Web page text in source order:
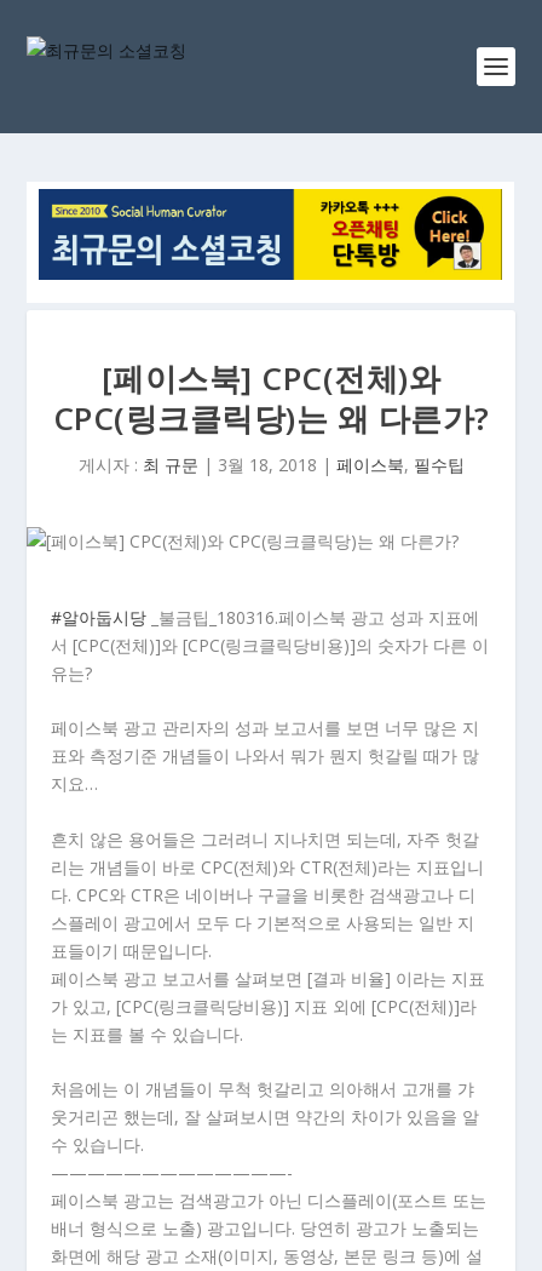
[페이스북] CPC(전체)와
CPC(링크클릭당)는 왜 다른가?
게시자 : 최 규문 | 3월 18, 2018 | 페이스북, 필수팁
#알아둡시당 _불금팁_180316.페이스북 광고 성과 지표에
서 [CPC(전체)]와 [CPC(링크클릭당비용)]의 숫자가 다른 이
유는?
페이스북 광고 관리자의 성과 보고서를 보면 너무 많은 지
표와 측정기준 개념들이 나와서 뭐가 뭔지 헛갈릴 때가 많
지요…
흔치 않은 용어들은 그러려니 지나치면 되는데, 자주 헛갈
리는 개념들이 바로 CPC(전체)와 CTR(전체)라는 지표입니
다. CPC와 CTR은 네이버나 구글을 비롯한 검색광고나 디
스플레이 광고에서 모두 다 기본적으로 사용되는 일반 지
표들이기 때문입니다.
페이스북 광고 보고서를 살펴보면 [결과 비율] 이라는 지표
가 있고, [CPC(링크클릭당비용)] 지표 외에 [CPC(전체)]라
는 지표를 볼 수 있습니다.
처음에는 이 개념들이 무척 헛갈리고 의아해서 고개를 갸
웃거리곤 했는데, 잘 살펴보시면 약간의 차이가 있음을 알
수 있습니다.
—————————————-
페이스북 광고는 검색광고가 아닌 디스플레이(포스트 또는
배너 형식으로 노출) 광고입니다. 당연히 광고가 노출되는
화면에 해당 광고 소재(이미지, 동영상, 본문 링크 등)에 설